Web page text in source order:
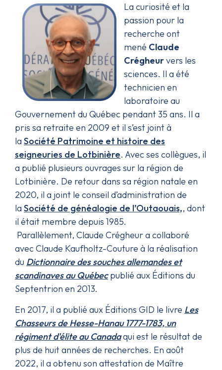
La curiosité et la
passion pour la
recherche ont
mené Claude
Crégheurvers les
sciences. Il a été
technicien en
laboratoire au
Gouvernement du Québec pendant 35 ans. Il a
pris sa retraite en 2009 et il s’est joint à
la Société Patrimoine et histoire des
seigneuries de Lotbinière. Avec ses collègues, il
a publié plusieurs ouvrages sur la région de
Lotbinière. De retour dans sa région natale en
2020, il a joint le conseil d’administration de
la Société de généalogie de l’Outaouais,, dont
il était membre depuis 1985.
Parallèlement, Claude Crégheur a collaboré
avec Claude Kaufholtz-Couture à la réalisation
du Dictionnaire des souches allemandes et
scandinaves au Québecpublié aux Éditions du
Septentrion en 2013.
En 2017, il a publié aux Éditions GID le livre Les
Chasseurs de Hesse-Hanau 1777-1783, un
régiment d'élite au Canadaqui est le résultat de
plus de huit années de recherches. En août
2022, il a obtenu son attestation de Maître